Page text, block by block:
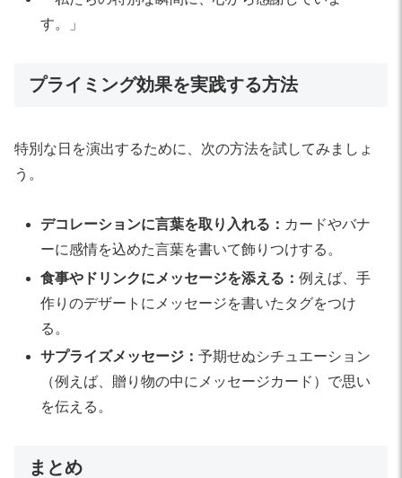
す。」
プライミング効果を実践する方法
特別な日を演出するために、次の方法を試してみましょ
う。
デコレーションに言葉を取り入れる： カードやバナ
ーに感情を込めた言葉を書いて飾りつけする。
食事やドリンクにメッセージを添える：例えば、手
作りのデザートにメッセージを書いたタグをつけ
る。
サプライズメッセージ：予期せぬシチュエーション
（例えば、贈り物の中にメッセージカード）で思い
を伝える。
まとめ